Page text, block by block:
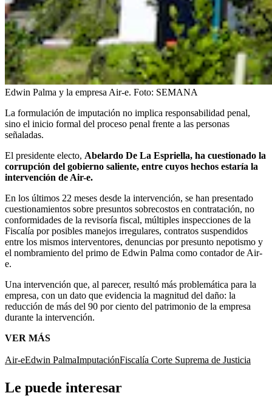
Edwin Palma y la empresa Air-e. Foto: SEMANA
La formulación de imputación no implica responsabilidad penal,
sino el inicio formal del proceso penal frente a las personas
señaladas.
El presidente electo, Abelardo De La Espriella, ha cuestionado la
corrupción del gobierno saliente, entre cuyos hechos estaría la
intervención de Air-e.
En los últimos 22 meses desde la intervención, se han presentado
cuestionamientos sobre presuntos sobrecostos en contratación, no
conformidades de la revisoría fiscal, múltiples inspecciones de la
Fiscalía por posibles manejos irregulares, contratos suspendidos
entre los mismos interventores, denuncias por presunto nepotismo y
el nombramiento del primo de Edwin Palma como contador de Air-
e.
Una intervención que, al parecer, resultó más problemática para la
empresa, con un dato que evidencia la magnitud del daño: la
reducción de más del 90 por ciento del patrimonio de la empresa
durante la intervención.
VER MÁS
Air-eEdwin PalmaImputaciónFiscalía Corte Suprema de Justicia
Le puede interesar